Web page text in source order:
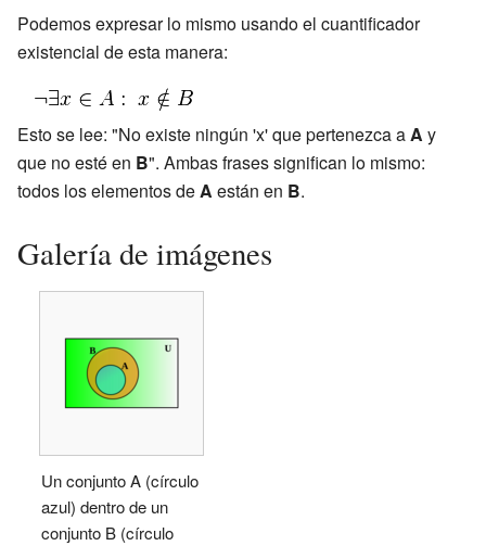
Podemos expresar lo mismo usando el cuantificador
existencial de esta manera:
Esto se lee: "No existe ningún 'x' que pertenezca a A y
que no esté en B". Ambas frases significan lo mismo:
todos los elementos de A están en B.
Galería de imágenes
Un conjunto A (círculo
azul) dentro de un
conjunto B (círculo